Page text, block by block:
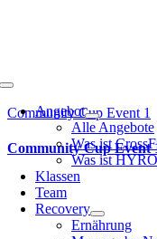
Toggle
NavigationAngebot
Alle Angebote
Was ist
Was ist
Klassen
Team
Recovery
Ernährung
Community Cup Event 1
Community Cup Event